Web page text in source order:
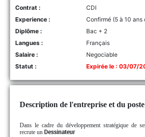
Contrat :
CDI
Experience :
Confirmé (5 à 10 ans
Diplôme :
Bac + 2
Langues :
Français
Salaire :
Negociable
Statut :
Expirée le : 03/07/
Description de l'entreprise et du
Dans le cadre du développement stratégique de
recrute un Dessinateur